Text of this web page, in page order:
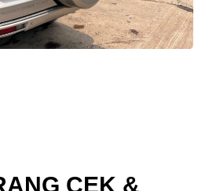
CEK &